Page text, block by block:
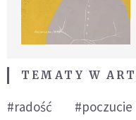
TEMATY W
#radość